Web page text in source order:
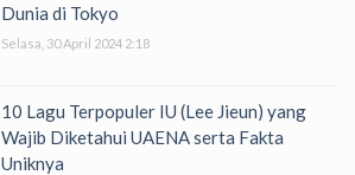
Dunia di Tokyo
Selasa, 30 April 2024 2:18
10 Lagu Terpopuler IU (Lee Jieun) yang
Wajib Diketahui UAENA serta Fakta
Uniknya